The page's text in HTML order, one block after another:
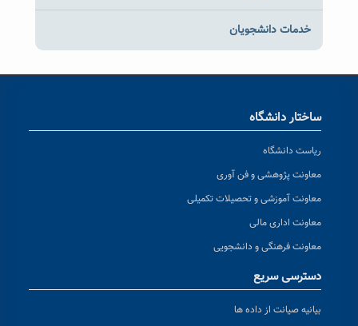
خدمات دانشجویان
ساختار دانشگاه
ریاست دانشگاه
معاونت پژوهشی و فن آوری
معاونت آموزشی و تحصیلات تکمیلی
معاونت اداری مالی
معاونت فرهنگی و دانشجویی
دسترسی سریع
بیانیه صیانت از داده ها